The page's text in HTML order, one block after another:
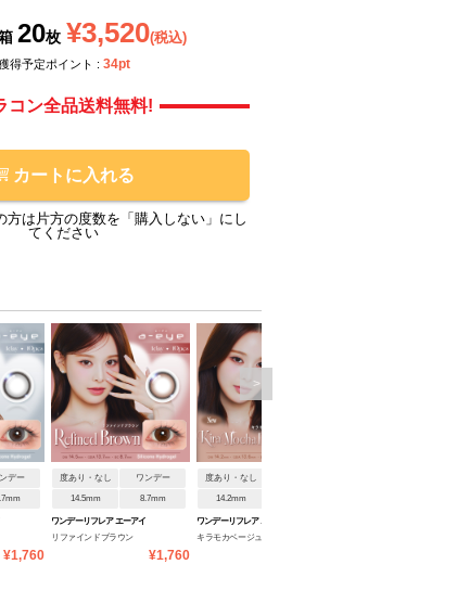
20枚 ¥3,520(税込)
得予定ポイント : 34pt
コン全品送料無料!
カートに入れる
は片方の度数を「購入しない」にし
てください
デー
¥1,760
度あり・なし ワンデー
14.5mm 8.7mm
ワンデーリフレア エーアイ
リファインドブラウン
¥1,760
度あり・なし
14.2mm
ワンデーリフレア エーアイ
キラモカベージュ
>